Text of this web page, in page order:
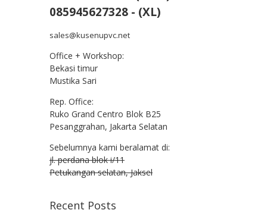
085945627328 - (XL)
sales@kusenupvc.net
Office + Workshop:
Bekasi timur
Mustika Sari
Rep. Office:
Ruko Grand Centro Blok B25
Pesanggrahan, Jakarta Selatan
Sebelumnya kami beralamat di:
jl. perdana blok i/11
Petukangan selatan, Jaksel
Recent Posts